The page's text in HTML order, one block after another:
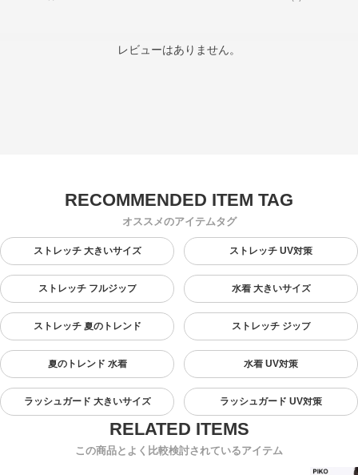
レビューはありません。
オススメのアイテムタグ
ストレッチ 大きいサイズ ストレッチ UV対策
ストレッチ フルジップ 水着 大きいサイズ
ストレッチ 夏のトレンド ストレッチ ジップ
夏のトレンド 水着 水着 UV対策
ラッシュガード 大きいサイズ ラッシュガード UV対策
この商品とよく比較検討されているアイテム